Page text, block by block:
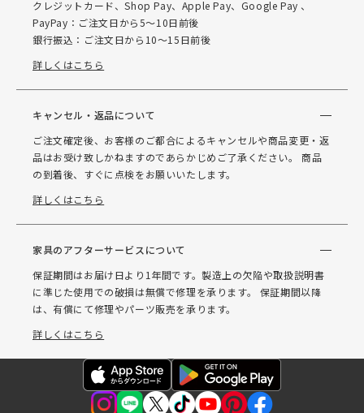
クレジットカード、Shop Pay、Apple Pay、Google Pay 、
PayPay：ご注文日から5～10日前後
銀行振込：ご注文日から10～15日前後
詳しくはこちら
キャンセル・返品について
ご注文確定後、お客様のご都合によるキャンセルや商品変更・返
品はお受け致しかねますのであらかじめご了承ください。 商品
の到着後、すぐに点検をお願いいたします。
詳しくはこちら
家具のアフターサービスについて
保証期間はお届け日より1年間です。製造上の欠陥や取扱説明書
に準じた使用での破損は無償で修理を承ります。 保証期間以降
は、有償にて修理やパーツ販売を承ります。
詳しくはこちら